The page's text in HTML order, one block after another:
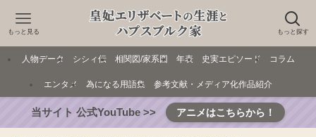
もっと探す
もっと見る
人物データ シシィ伝 相関図/家系図 年表 史実エピソード コラム
エンタメ 為になる用語集 参考文献・メディア化作品紹介
当サイト 公式YouTube >> アニメはこちらから！